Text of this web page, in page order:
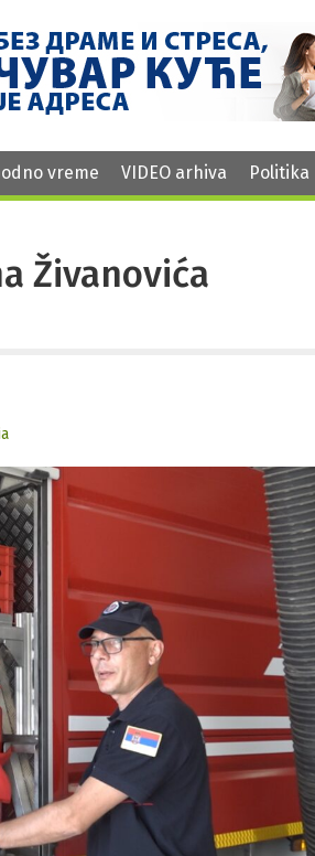
vreme VIDEO arhiva Politika
Živanovića